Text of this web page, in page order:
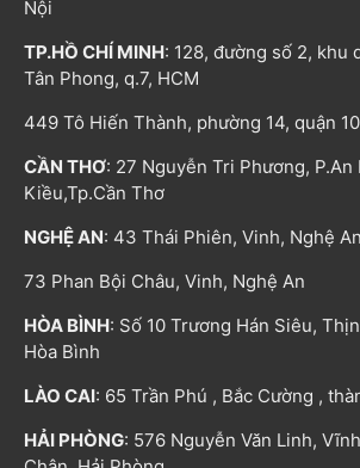
Nội
TP.HỒ CHÍ MINH: 128, đường số 2, khu
Tân Phong, q.7, HCM
449 Tô Hiến Thành, phường 14, quận
CẦN THƠ: 27 Nguyễn Tri Phương, P.An
Kiều,Tp.Cần Thơ
NGHỆ AN: 43 Thái Phiên, Vinh, Nghệ An
73 Phan Bội Châu, Vinh, Nghệ An
HÒA BÌNH: Số 10 Trương Hán Siêu,
Hòa Bình
LÀO CAI: 65 Trần Phú , Bắc Cường ,
HẢI PHÒNG: 576 Nguyễn Văn Linh,